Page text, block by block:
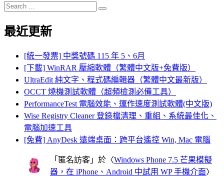
Search
for:
Search
最近更新
[統一發票] 中獎號碼 115 年 5、6月
[下載] WinRAR 壓縮軟體（繁體中文版+免費版）
UltraEdit 純文字、程式碼編輯器（繁體中文最新版）
OCCT 燒機測試軟體（超頻檢測必備工具）
PerformanceTest 電腦效能、運作速度測試軟體(中文版)
Wise Registry Cleaner 登錄檔清理、重組、系統最佳化、
電腦加速工具
[免費] AnyDesk 遠端桌面：跨平台遙控 Win, Mac 電腦
「 匿名訪客 」於〈Windows Phone 7.5 芒果模擬
器，在 iPhone、Android 中試用 WP 手機介面〉